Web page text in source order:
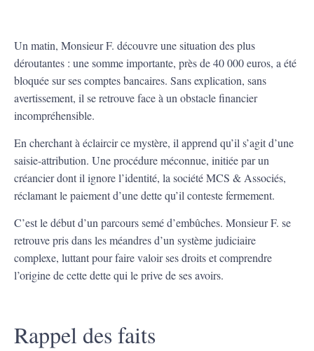
Un matin, Monsieur F. découvre une situation des plus
déroutantes : une somme importante, près de 40 000 euros, a été
bloquée sur ses comptes bancaires. Sans explication, sans
avertissement, il se retrouve face à un obstacle financier
incompréhensible.
En cherchant à éclaircir ce mystère, il apprend qu’il s’agit d’une
saisie-attribution. Une procédure méconnue, initiée par un
créancier dont il ignore l’identité, la société MCS & Associés,
réclamant le paiement d’une dette qu’il conteste fermement.
C’est le début d’un parcours semé d’embûches. Monsieur F. se
retrouve pris dans les méandres d’un système judiciaire
complexe, luttant pour faire valoir ses droits et comprendre
l’origine de cette dette qui le prive de ses avoirs.
Rappel des faits